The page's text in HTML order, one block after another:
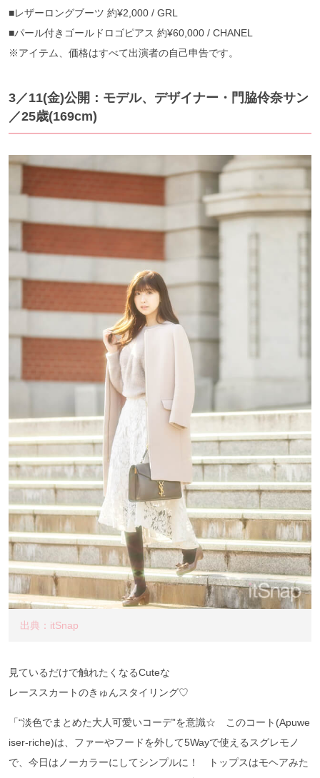
■レザーロングブーツ 約¥2,000 / GRL
■パール付きゴールドロゴピアス 約¥60,000 / CHANEL
※アイテム、価格はすべて出演者の自己申告です。
3／11(金)公開：モデル、デザイナー・門脇伶奈サン
／25歳(169cm)
出典：itSnap
見ているだけで触れたくなるCuteな
レーススカートのきゅんスタイリング♡
「“淡色でまとめた大人可愛いコーデ”を意識☆ このコート(Apuwe
iser-riche)は、ファーやフードを外して5Wayで使えるスグレモノ
で、今日はノーカラーにしてシンプルに！ トップスはモヘアみた